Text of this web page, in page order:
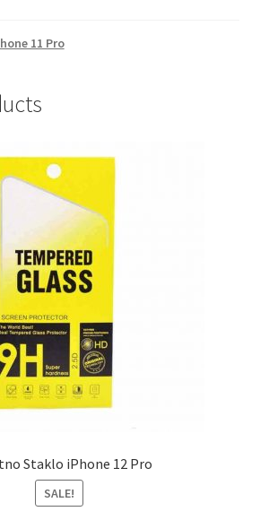
11 Pro
Staklo iPhone 12 Pro
SALE!